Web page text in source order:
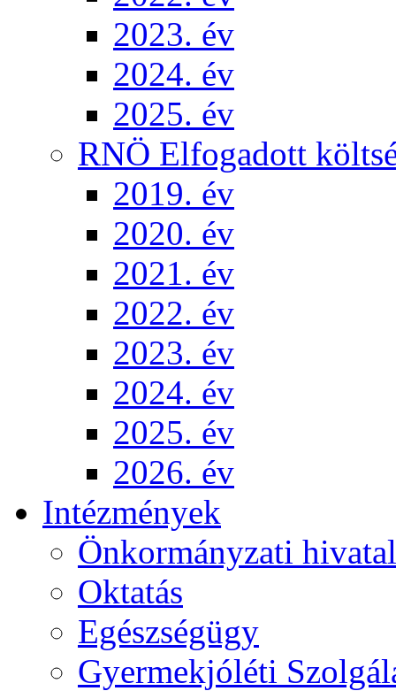
2023. év
2024. év
2025. év
RNÖ Elfogadott
2019. év
2020. év
2021. év
2022. év
2023. év
2024. év
2025. év
2026. év
Intézmények
Önkormányzati hivatal
Oktatás
Egészségügy
Gyermekjóléti